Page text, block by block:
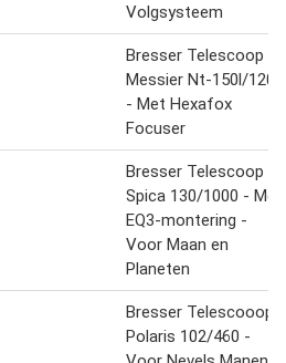
Volgsysteem
Bresser Telescoop -
Messier Nt-150l/1200
- Met Hexafox
Focuser
Bresser Telescoop -
Spica 130/1000 - Met
EQ3-montering -
Voor Maan en
Planeten
Bresser Telescooop -
Polaris 102/460 -